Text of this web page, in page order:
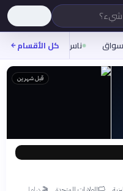
ناس روح
كل الأقسام
قبل شهرين